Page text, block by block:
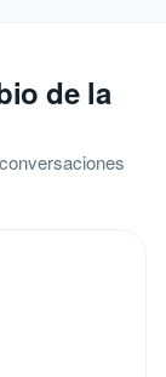
de la